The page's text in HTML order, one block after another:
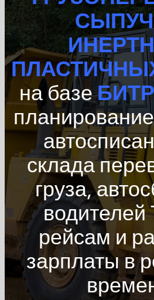
на базе
склада
груза,
рейсам и
зарплаты в